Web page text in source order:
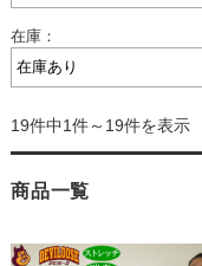
在庫：
19件中1件～19件を表示
商品一覧